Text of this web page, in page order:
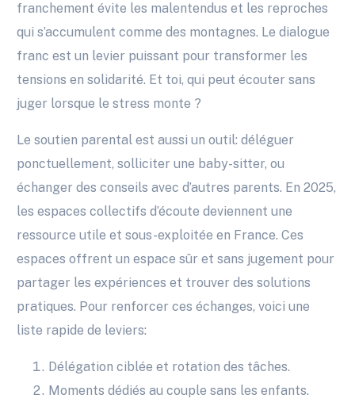
franchement évite les malentendus et les reproches
qui s’accumulent comme des montagnes. Le dialogue
franc est un levier puissant pour transformer les
tensions en solidarité. Et toi, qui peut écouter sans
juger lorsque le stress monte ?
Le soutien parental est aussi un outil: déléguer
ponctuellement, solliciter une baby-sitter, ou
échanger des conseils avec d’autres parents. En 2025,
les espaces collectifs d’écoute deviennent une
ressource utile et sous-exploitée en France. Ces
espaces offrent un espace sûr et sans jugement pour
partager les expériences et trouver des solutions
pratiques. Pour renforcer ces échanges, voici une
liste rapide de leviers:
Délégation ciblée et rotation des tâches.
Moments dédiés au couple sans les enfants.